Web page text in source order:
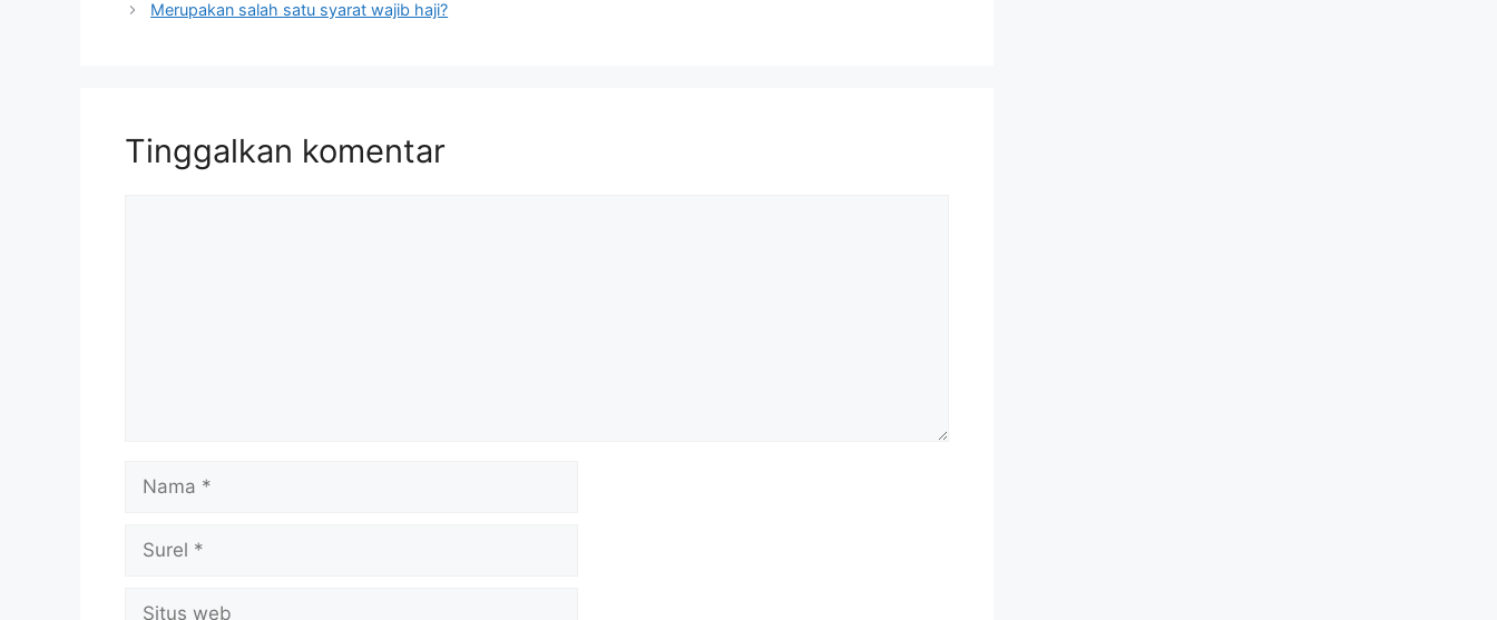
Merupakan salah satu syarat wajib haji?
Tinggalkan komentar
Nama
Surel
Situs